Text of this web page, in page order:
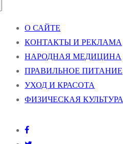
О САЙТЕ
КОНТАКТЫ И РЕКЛАМА
НАРОДНАЯ МЕДИЦИНА
ПРАВИЛЬНОЕ ПИТАНИЕ
УХОД И КРАСОТА
ФИЗИЧЕСКАЯ КУЛЬТУРА